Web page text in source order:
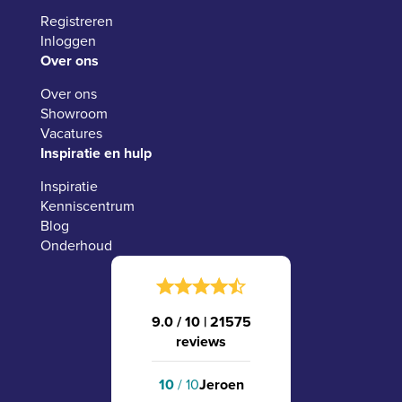
Registreren
Inloggen
Over ons
Over ons
Showroom
Vacatures
Inspiratie en hulp
Inspiratie
Kenniscentrum
Blog
Onderhoud
9.0 / 10 |21575
reviews
10/ 10Jeroen